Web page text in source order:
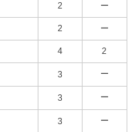
2 ー
2 ー
4 2
3 ー
3 ー
3 ー